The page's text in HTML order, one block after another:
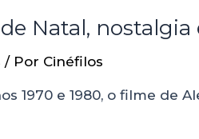
Natal,
/ Por Cinéfilos
1970 e 1980, o filme de